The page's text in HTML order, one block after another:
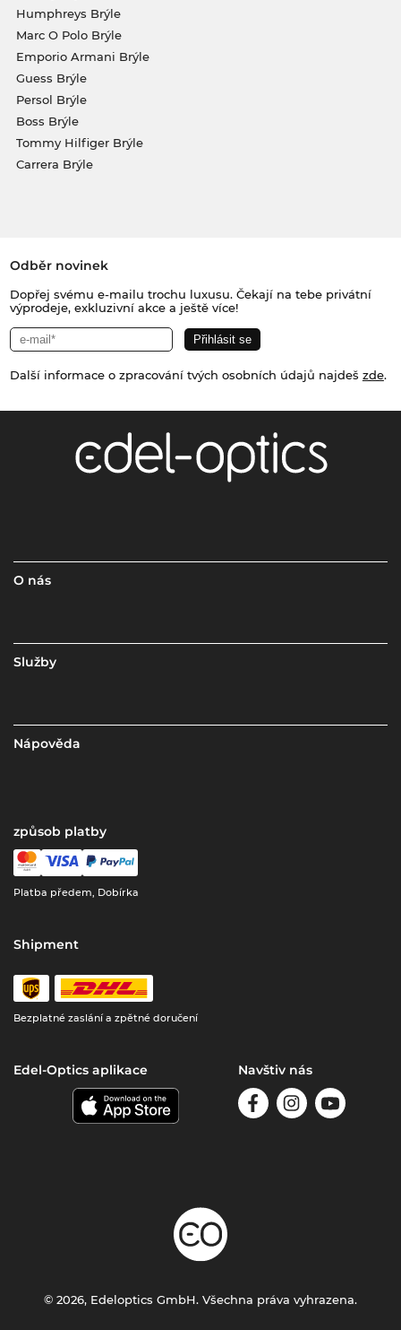
Humphreys Brýle
Marc O Polo Brýle
Emporio Armani Brýle
Guess Brýle
Persol Brýle
Boss Brýle
Tommy Hilfiger Brýle
Carrera Brýle
Odběr novinek
Dopřej svému e-mailu trochu luxusu. Čekají na tebe privátní
výprodeje, exkluzivní akce a ještě více!
Další informace o zpracování tvých osobních údajů najdeš zde.
O nás
Služby
Nápověda
způsob platby
Platba předem, Dobírka
Shipment
Bezplatné zaslání a zpětné doručení
Edel-Optics aplikace Navštiv nás
© 2026, Edeloptics GmbH. Všechna práva vyhrazena.